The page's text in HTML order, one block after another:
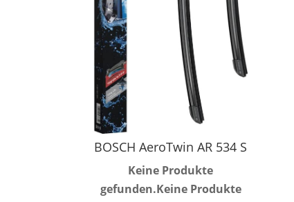
BOSCH AeroTwin AR 534 S
Keine Produkte
gefunden.Keine Produkte